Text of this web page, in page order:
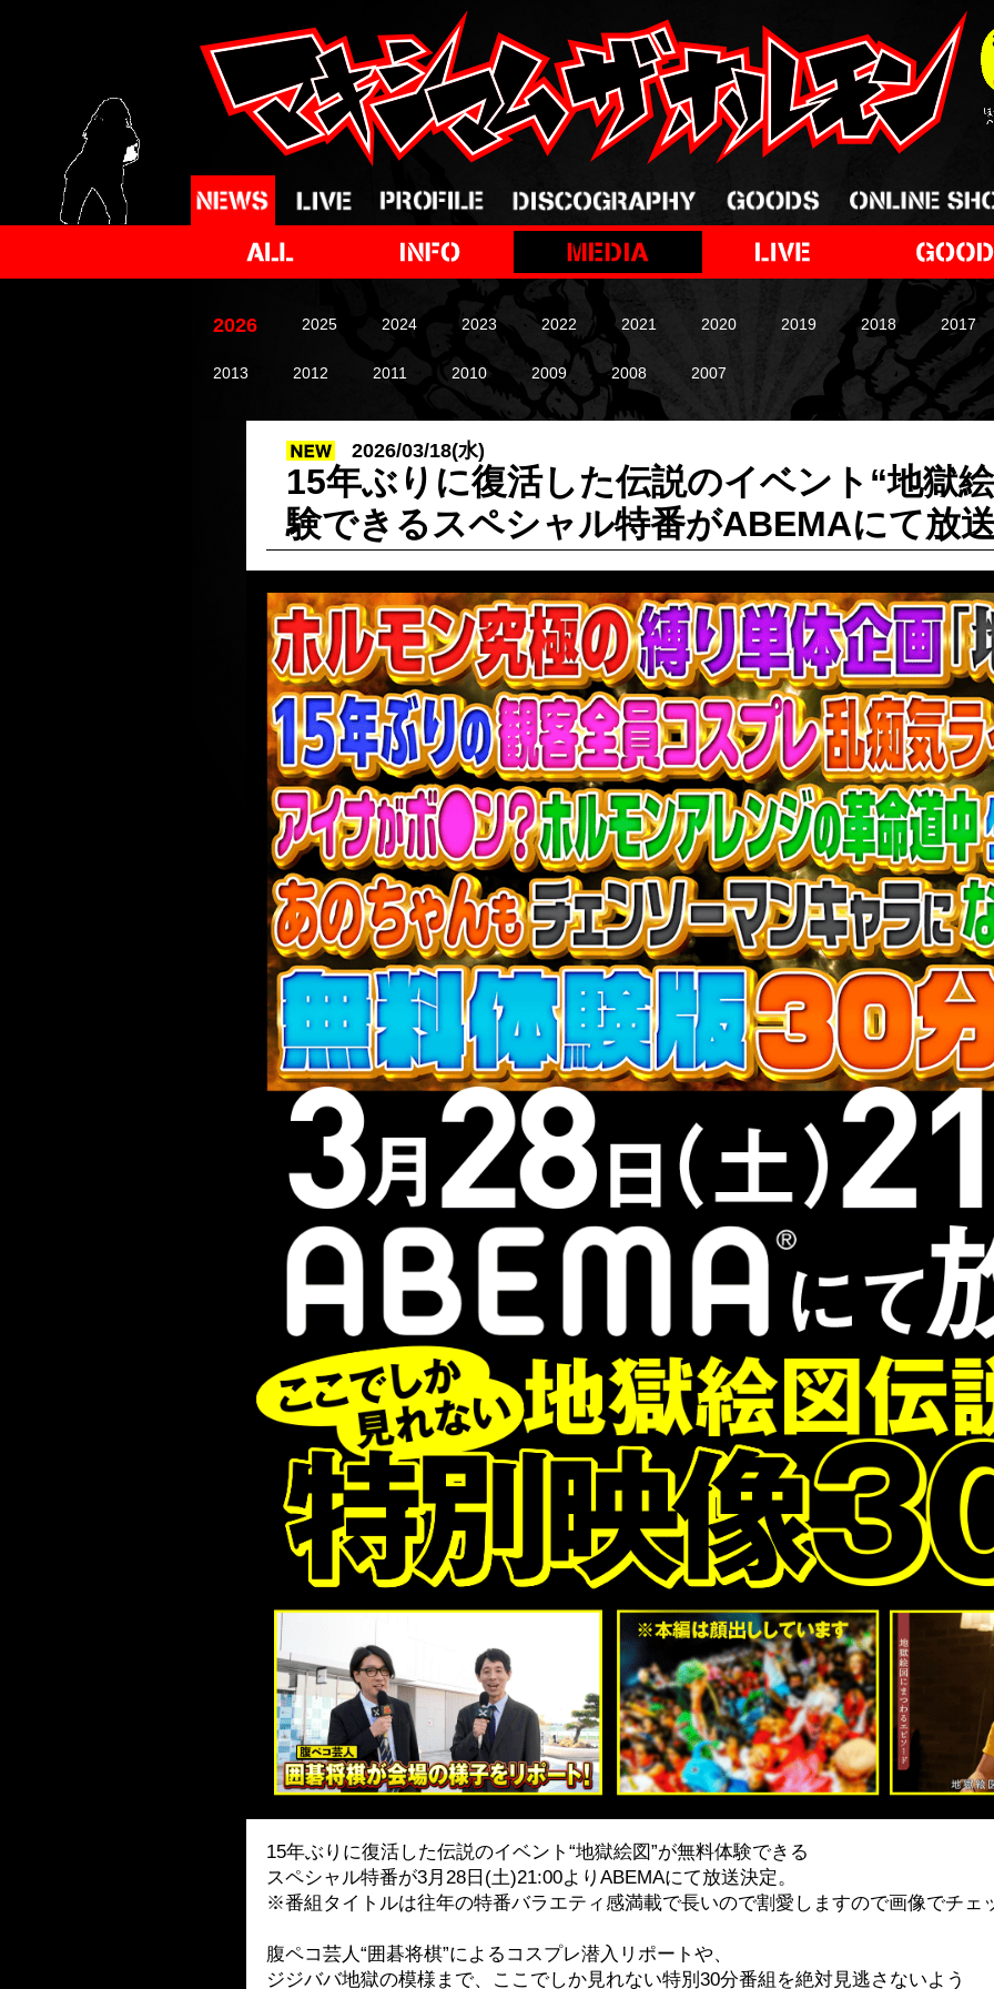
2026 2025 2024 2023 2022 2021 2020 2019 2018 2017
2013 2012 2011 2010 2009 2008 2007
2026/03/18(水)
15年ぶりに復活した伝説のイベント“地獄
験できるスペシャル特番がABEMAにて放
15年ぶりに復活した伝説のイベント“地獄絵図”が無料体験できる
スペシャル特番が3月28日(土)21:00よりABEMAにて放送決定。
※番組タイトルは往年の特番バラエティ感満載で長いので割愛しますので画像でチェ
腹ペコ芸人“囲碁将棋”によるコスプレ潜入リポートや、
ジジババ地獄の模様まで、ここでしか見れない特別30分番組を絶対見逃さないよう